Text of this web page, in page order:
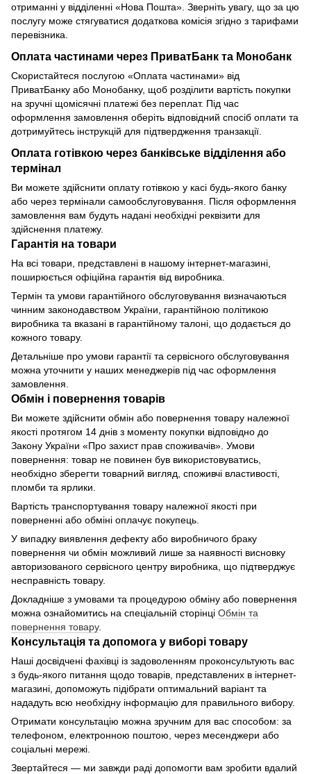
отриманні у відділенні «Нова Пошта». Зверніть увагу, що за цю
послугу може стягуватися додаткова комісія згідно з тарифами
перевізника.
Оплата частинами через ПриватБанк та Монобанк
Скористайтеся послугою «Оплата частинами» від
ПриватБанку або Монобанку, щоб розділити вартість покупки
на зручні щомісячні платежі без переплат. Під час
оформлення замовлення оберіть відповідний спосіб оплати та
дотримуйтесь інструкцій для підтвердження транзакції.
Оплата готівкою через банківське відділення або
термінал
Ви можете здійснити оплату готівкою у касі будь-якого банку
або через термінали самообслуговування. Після оформлення
замовлення вам будуть надані необхідні реквізити для
здійснення платежу.
Гарантія на товари
На всі товари, представлені в нашому інтернет-магазині,
поширюється офіційна гарантія від виробника.
Термін та умови гарантійного обслуговування визначаються
чинним законодавством України, гарантійною політикою
виробника та вказані в гарантійному талоні, що додається до
кожного товару.
Детальніше про умови гарантії та сервісного обслуговування
можна уточнити у наших менеджерів під час оформлення
замовлення.
Обмін і повернення товарів
Ви можете здійснити обмін або повернення товару належної
якості протягом 14 днів з моменту покупки відповідно до
Закону України «Про захист прав споживачів». Умови
повернення: товар не повинен був використовуватись,
необхідно зберегти товарний вигляд, споживчі властивості,
пломби та ярлики.
Вартість транспортування товару належної якості при
поверненні або обміні оплачує покупець.
У випадку виявлення дефекту або виробничого браку
повернення чи обмін можливий лише за наявності висновку
авторизованого сервісного центру виробника, що підтверджує
несправність товару.
Докладніше з умовами та процедурою обміну або повернення
можна ознайомитись на спеціальній сторінці Обмін та
повернення товару.
Консультація та допомога у виборі товару
Наші досвідчені фахівці із задоволенням проконсультують вас
з будь-якого питання щодо товарів, представлених в інтернет-
магазині, допоможуть підібрати оптимальний варіант та
нададуть всю необхідну інформацію для правильного вибору.
Отримати консультацію можна зручним для вас способом: за
телефоном, електронною поштою, через месенджери або
соціальні мережі.
Звертайтеся — ми завжди раді допомогти вам зробити вдалий